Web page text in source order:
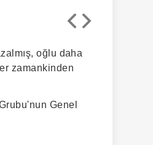
oğlu daha
zamankinden
Genel